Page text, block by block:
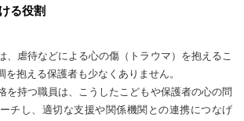
る役割
、虐待などによる心の傷（トラウマ）を抱えるこ
を抱える保護者も少なくありません。
を持つ職員は、こうしたこどもや保護者の心の問
チし、適切な支援や関係機関との連携につなげ